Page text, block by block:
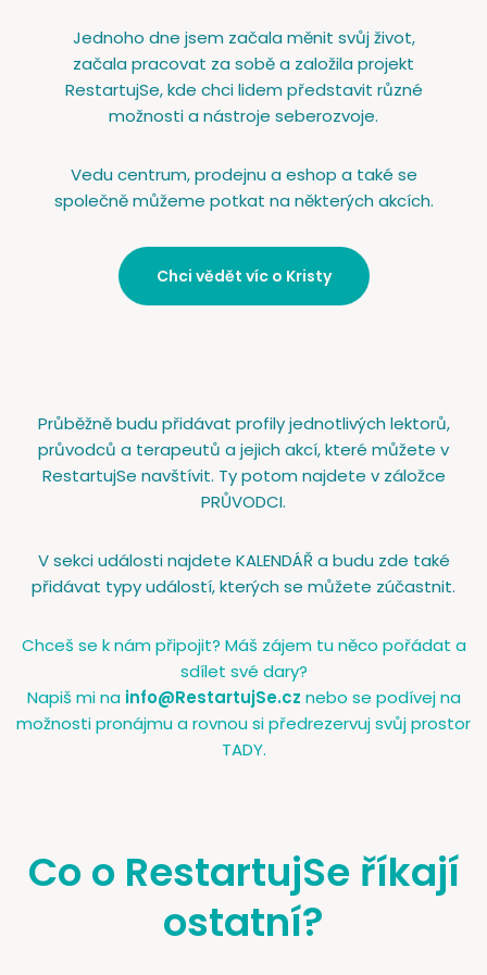
Jednoho dne jsem začala měnit svůj život,
začala pracovat za sobě a založila projekt
RestartujSe, kde chci lidem představit různé
možnosti a nástroje seberozvoje.
Vedu centrum, prodejnu a eshop a také se
společně můžeme potkat na některých akcích.
Chci vědět víc o Kristy
Průběžně budu přidávat profily jednotlivých lektorů,
průvodců a terapeutů a jejich akcí, které můžete v
RestartujSe navštívit. Ty potom najdete v záložce
PRŮVODCI.
V sekci události najdete KALENDÁŘ a budu zde také
přidávat typy událostí, kterých se můžete zúčastnit.
Chceš se k nám připojit? Máš zájem tu něco pořádat a
sdílet své dary?
Napiš mi na info@RestartujSe.cz nebo se podívej na
možnosti pronájmu a rovnou si předrezervuj svůj prostor
TADY.
Co o RestartujSe říkají
ostatní?